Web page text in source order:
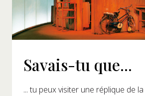
Savais-tu que...
... tu peux visiter une réplique de